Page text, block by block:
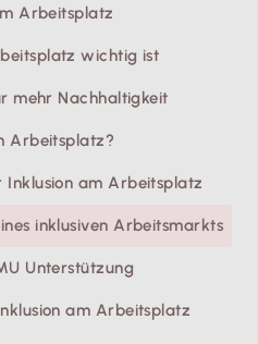
Arbeitsplatz
wichtig ist
mehr Nachhaltigkeit
Arbeitsplatz?
Inklusion am Arbeitsplatz
inklusiven Arbeitsmarkts
Unterstützung
am Arbeitsplatz